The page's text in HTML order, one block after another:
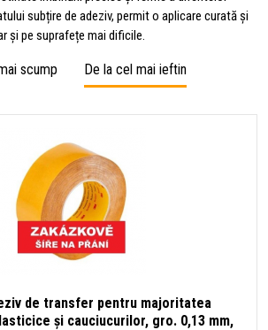
subțire de adeziv, permit o aplicare curată și
și pe suprafețe mai dificile.
scump De la cel mai ieftin
de transfer pentru majoritatea
și cauciucurilor, gro. 0,13 mm,